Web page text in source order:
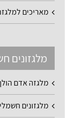
מאריכים
מלגזונים
מלגזה אדם
מלגזונים